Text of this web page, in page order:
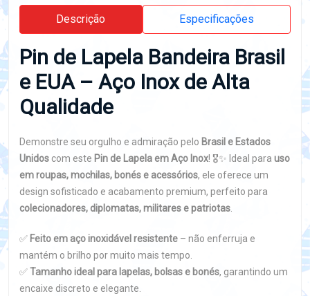
Descrição Especificações
Pin de Lapela Bandeira Brasil
e EUA – Aço Inox de Alta
Qualidade
Demonstre seu orgulho e admiração pelo Brasil e Estados
Unidos com este Pin de Lapela em Aço Inox! 🎖️✨ Ideal para uso
em roupas, mochilas, bonés e acessórios, ele oferece um
design sofisticado e acabamento premium, perfeito para
colecionadores, diplomatas, militares e patriotas
✅ Feito em aço inoxidável resistente – não enferruja e
mantém o brilho por muito mais tempo.
✅Tamanho ideal para lapelas, bolsas e bonés, garantindo um
encaixe discreto e elegante.